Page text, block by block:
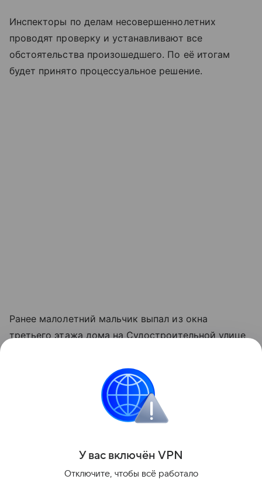
Инспекторы по делам несовершеннолетних
проводят проверку и устанавливают все
обстоятельства произошедшего. По её итогам
будет принято процессуальное решение.
Ранее малолетний мальчик выпал из окна
третьего этажа дома на Судостроительной улице
происшествия он находился дома с бабушкой.
Больше новостей о чрезвычайных происшествиях
и их последствиях — в разделе «ЧП» на Life.ru.
Поделиться
У вас включён VPN
Отключите, чтобы всё работало